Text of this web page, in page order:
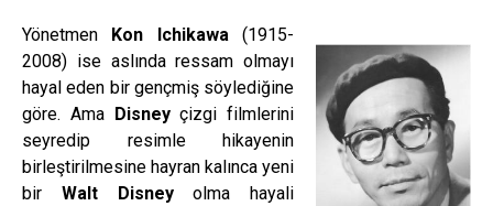
Yönetmen Kon Ichikawa(1915-
2008) ise aslında ressam olmayı
hayal eden bir gençmiş söylediğine
göre. Ama
Disneyçizgi filmlerini
seyredip resimle hikayenin
birleştirilmesine hayran kalınca yeni
bir Walt Disneyolma hayali